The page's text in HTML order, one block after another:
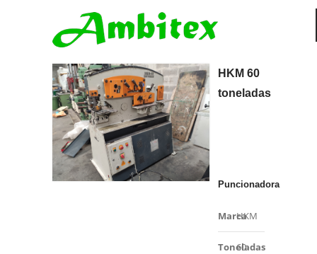
HKM 60
toneladas
Puncionadora
MarcaHKM
Toneladas
60